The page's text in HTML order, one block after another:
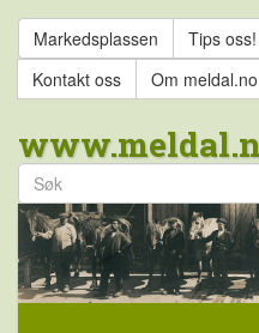
Markedsplassen Tips oss!
Kontakt oss
Om meldal.no